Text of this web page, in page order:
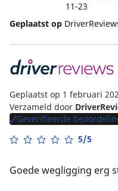
11-23
Geplaatst op
Geplaatst op 1 februari
Verzameld door
Geverifieerde
5/5
Goede wegligging erg